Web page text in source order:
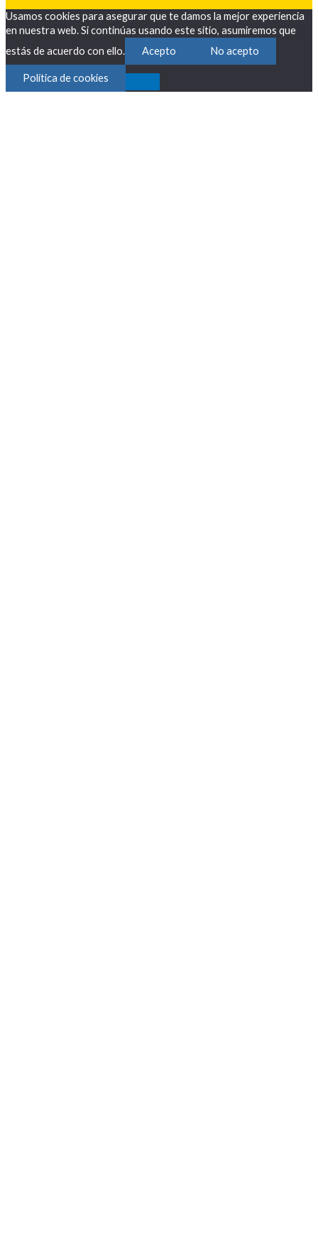
Usamos cookies para asegurar que te damos la mejor experiencia
en nuestra web. Si continúas usando este sitio, asumiremos que
estás de acuerdo con ello.
Acepto No acepto
Política de cookies